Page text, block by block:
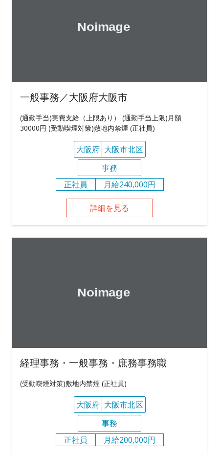
一般事務／大阪府大阪市
(通勤手当)実費支給（上限あり） (通勤手当上限)月額
30000円 (受動喫煙対策)敷地内禁煙 (正社員)
大阪府 大阪市北区
事務
正社員
月給240,000円
詳細を見る
経理事務・一般事務・庶務事務職
(受動喫煙対策)敷地内禁煙 (正社員)
大阪府 大阪市北区
事務
正社員
月給200,000円